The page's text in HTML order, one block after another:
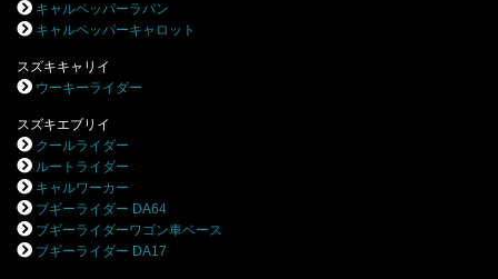
キャルペッパーラパン
キャルペッパーキャロット
スズキキャリイ
ウーキーライダー
スズキエブリイ
クールライダー
ルートライダー
キャルワーカー
ブギーライダー DA64
ブギーライダーワゴン車ベース
ブギーライダー DA17